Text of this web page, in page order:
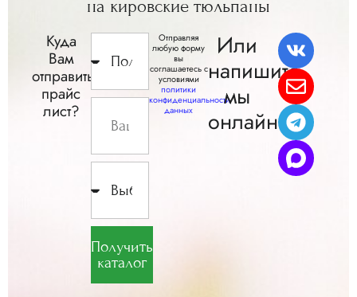
на кировские тюльпаны
Куда
Вам
отправить
прайс
лист?
Получить
каталог
Отправляя
любую форму
вы
соглашаетесь с
условиями
политики
конфиденциальности
данных
Или
напишите,
мы
онлайн